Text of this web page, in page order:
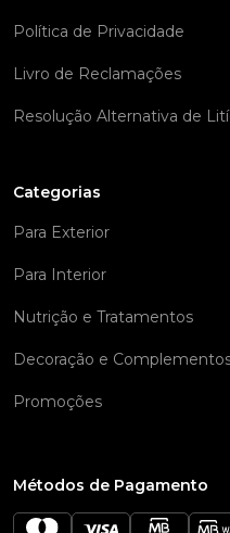
Política de Privacidade
Livro de Reclamações
Resolução Alternativa de
Categorias
Para Exterior
Para Interior
Nutrição e Tratamentos
Decoração e
Promoções
Métodos de Pagamento